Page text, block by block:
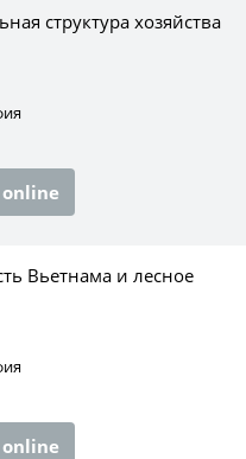
структура хозяйства
Вьетнама и лесное